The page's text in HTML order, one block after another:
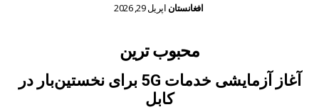
افغانستان اپریل 29, 2026
محبوب ترین
آغاز آزمایشی خدمات 5G برای نخستین‌بار در
کابل